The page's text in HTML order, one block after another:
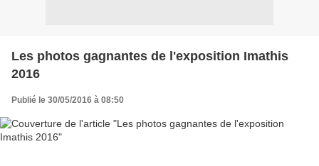
Les photos gagnantes de l'exposition Imathis
2016
Publié le 30/05/2016 à 08:50